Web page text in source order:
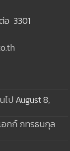
3301
ไป August 8,
อกก์ ภทรธนกุล